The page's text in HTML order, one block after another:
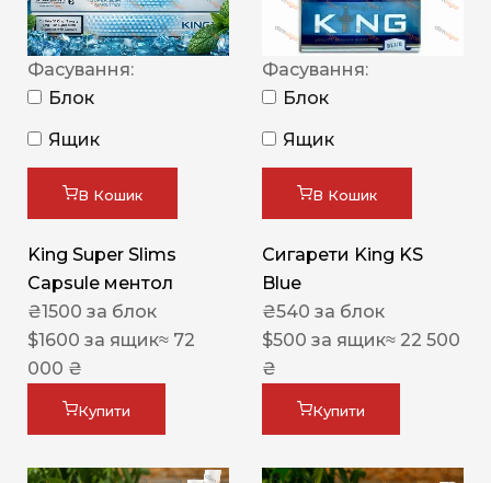
Фасування:
Блок
Ящик
В Кошик
King Super Slims
Capsule ментол
₴1500 за блок
$1600 за ящик≈ 72
000 ₴
Купити
Фасування:
Блок
Ящик
В Кошик
Сигарети King KS
Blue
₴540 за блок
$500 за ящик≈ 22 500
₴
Купити